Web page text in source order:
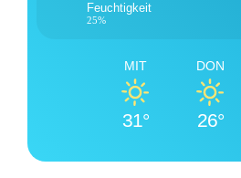
Feuchtigkeit
25%
MIT
31°
DON
26°